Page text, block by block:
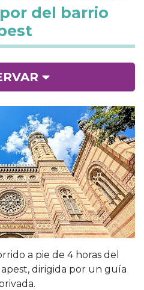
del barrio
a pie de 4 horas del
dirigida por un guía